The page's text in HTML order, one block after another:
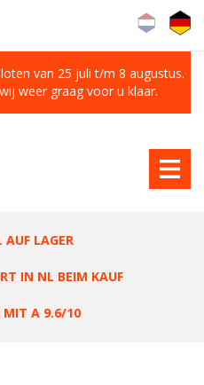
van 25 juli t/m 8 augustus.
weer graag voor u klaar.
LAGER
IN NL BEIM KAUF
MIT A 9.6/10